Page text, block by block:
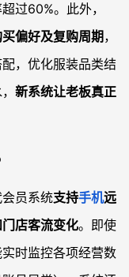
过60%。此外，
偏好及复购周期 ，
，优化服装品类结
新系统让老板真正
员系统支持手机远
店客流变化。即使
时监控各项经营数